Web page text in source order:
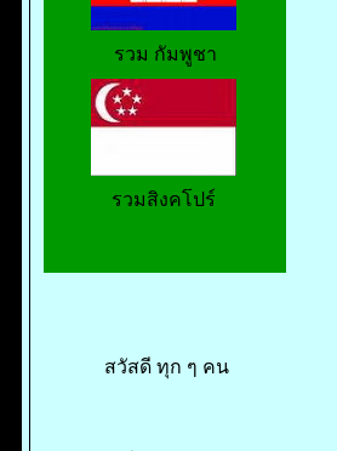
รวม กัมพูชา
รวมสิงคโปร์
สวัสดี ทุก ๆ คน